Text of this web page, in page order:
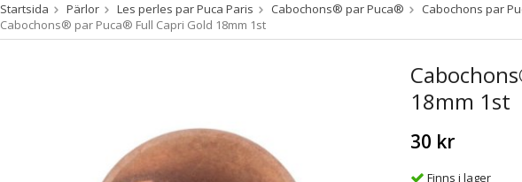
Startsida Pärlor Les perles par Puca Paris Cabochons® par Puca®
Cabochons par
Cabochons® par Puca® Full Capri Gold 18mm 1st
18mm 1st
30 kr
Finns i lager